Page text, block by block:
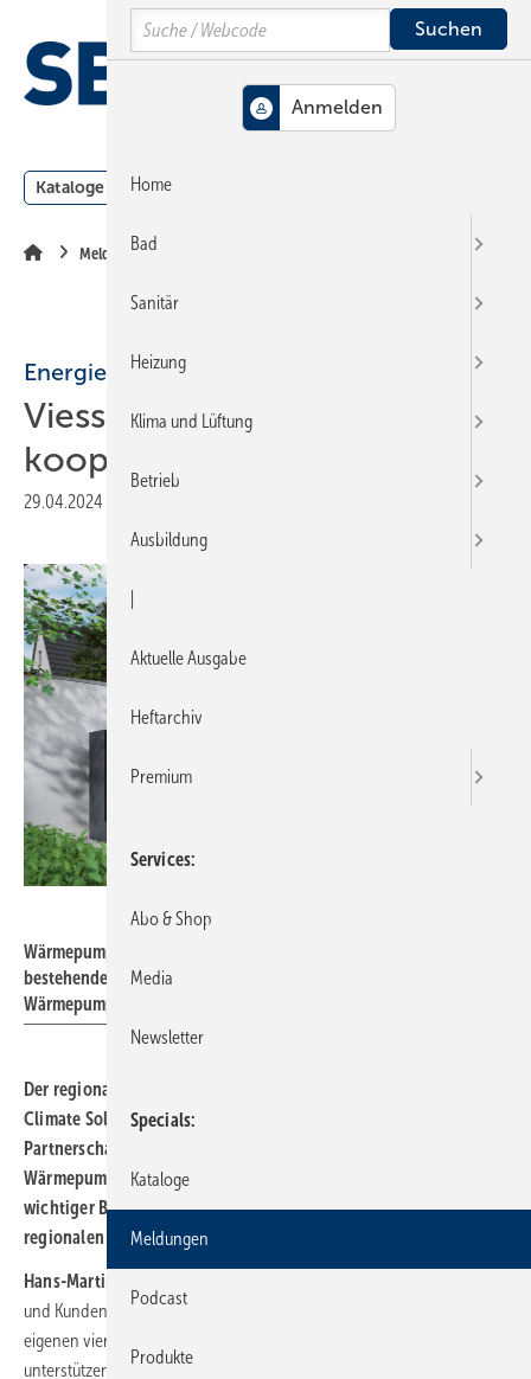
Hauptinhalt
Hauptmenü
SiteSearch
Kataloge Meldungen
Meldungen
Energiewende
Viessmann und Badenova
kooperieren
29.04.2024
Wärmepumpen sind bereits Standard in vielen Neubauten. Auch in
bestehenden Gebäuden kann eine alte Heizung durch eine
Wärmepumpe ersetzt werden.
Der regionale Energieversorger Badenova und Viessmann
Climate Solutions kooperieren künftig. Im Fokus der
Partnerschaft steht der Umbau von Heiztechnik auf
Wärmepumpen und PV-Stromspeicher im privaten Bereich. Ein
wichtiger Baustein der Kooperation ist die Einbindung des
regionalen Handwerks.
Hans-Martin Hellebrand, Vorstand Badenova
und Kunden wollen die Energie- und Wärmewende auch in den
eigenen vier Wänden aktiv mitgestalten. Um sie hierbei bestmöglich zu
unterstützen, haben wir gemeinsam mit Viessmann als strategischem
Search
Home
Bad
Sanitär
Heizung
Klima und Lüftung
Betrieb
Ausbildung
Aktuelle Ausgabe
Heftarchiv
Premium
Services
Abo & Shop
Media
Newsletter
Specials
Kataloge
Meldungen
Podcast
Produkte